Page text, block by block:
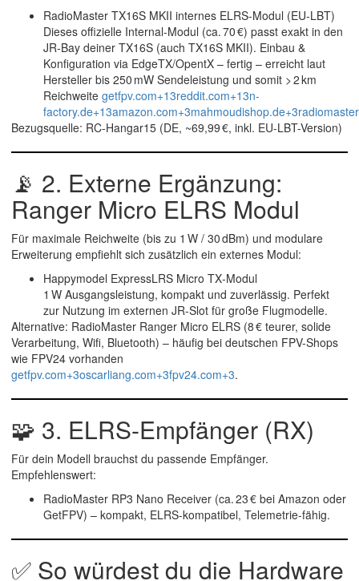
RadioMaster TX16S MKII internes ELRS‑Modul (EU‑LBT)
Dieses offizielle Internal-Modul (ca. 70 €) passt exakt in den
JR-Bay deiner TX16S (auch TX16S MKII). Einbau &
Konfiguration via EdgeTX/OpentX – fertig – erreicht laut
Hersteller bis 250 mW Sendeleistung und somit > 2 km
Reichweite getfpv.com+13reddit.com+13n-
factory.de+13
Bezugsquelle: RC-Hangar15 (DE, ~69,99 €, inkl. EU-LBT-Version)
📡 2. Externe Ergänzung:
Ranger Micro ELRS Modul
Für maximale Reichweite (bis zu 1 W / 30 dBm) und modulare
Erweiterung empfiehlt sich zusätzlich ein externes Modul:
Happymodel ExpressLRS Micro TX‑Modul
1 W Ausgangsleistung, kompakt und zuverlässig. Perfekt
zur Nutzung im externen JR-Slot für große Flugmodelle.
Alternative: RadioMaster Ranger Micro ELRS (8 € teurer, solide
Verarbeitung, Wifi, Bluetooth) – häufig bei deutschen FPV-Shops
wie FPV24 vorhanden
getfpv.com+3oscarliang.com+3fpv24.com+3.
🧩 3. ELRS-Empfänger (RX)
Für dein Modell brauchst du passende Empfänger.
Empfehlenswert:
RadioMaster RP3 Nano Receiver (ca. 23 € bei Amazon oder
GetFPV) – kompakt, ELRS-kompatibel, Telemetrie-fähig.
✅ So würdest du die Hardware